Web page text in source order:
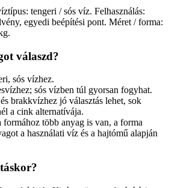
tengeri / sós víz. Felhasználás:
egyedi beépítési pont. Méret / forma:
válaszd?
sós vízhez.
sós vízben túl gyorsan fogyhat.
brakkvízhez jó választás lehet, sok
a cink alternatívája.
formához több anyag is van, a forma
a használati víz és a hajtómű alapján